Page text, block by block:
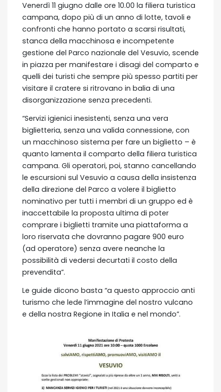
Venerdì 11 giugno dalle ore 10.00 la filiera turistica
campana, dopo più di un anno di lotte, tavoli e
confronti che hanno portato a scarsi risultati,
stanca della macchinosa e incompetente
gestione del Parco nazionale del Vesuvio, scende
in piazza per manifestare i disagi del comparto e
quelli dei turisti che sempre più spesso partiti per
visitare il cratere si ritrovano in balia di una
disorganizzazione senza precedenti.
“Servizi igienici inesistenti, senza una vera
biglietteria, senza una valida connessione, con
un macchinoso sistema per fare un biglietto – è
quanto lamenta il comparto della filiera turistica
campana. Gli operatori, poi, stanno cancellando
le escursioni sul Vesuvio a causa della insistenza
della direzione del Parco a volere il biglietto
nominativo per tutti i membri di un gruppo ed è
inaccettabile la proposta ultima di poter
comprare i biglietti tramite una piattaforma a
loro riservata che dovranno pagare 900 euro
(ad operatore) senza avere neanche la
possibilità di vedersi decurtati il costo della
prevendita”.
Le guide dicono basta “a questo approccio anti
turismo che lede l’immagine del nostro vulcano
e della nostra Regione in Italia e nel mondo”.